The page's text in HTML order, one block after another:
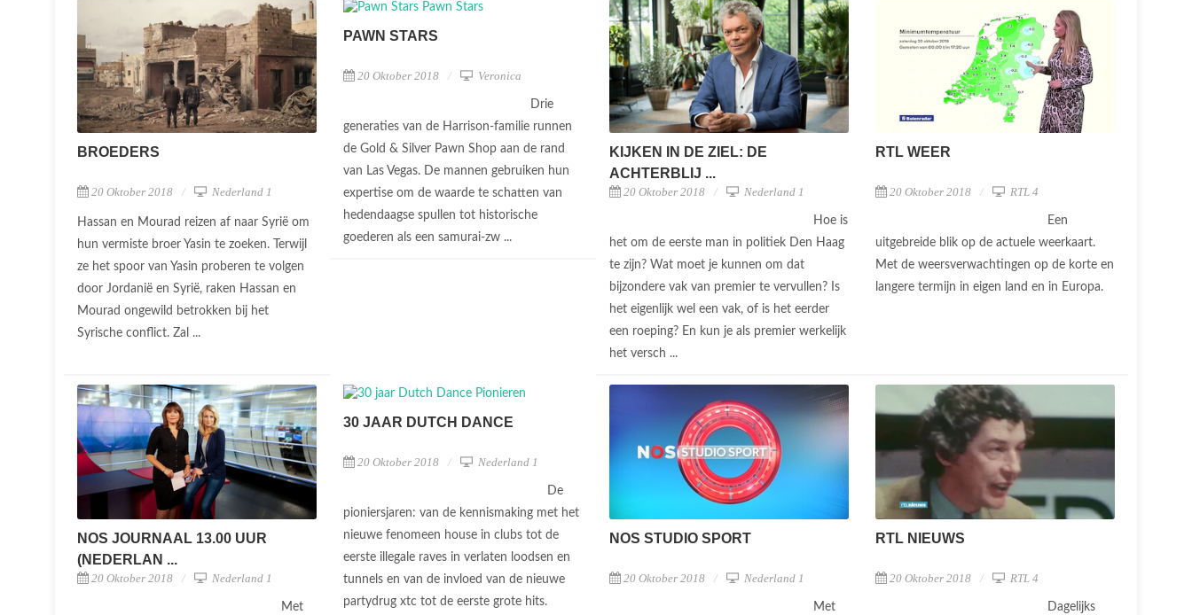
BROEDERS
20 Oktober 2018 Nederland 1
Hassan en Mourad reizen af naar Syrië om
hun vermiste broer Yasin te zoeken. Terwijl
ze het spoor van Yasin proberen te volgen
door Jordanië en Syrië, raken Hassan en
Mourad ongewild betrokken bij het
Syrische conflict. Zal ...
PAWN STARS
20 Oktober 2018 Veronica
Drie
generaties van de Harrison-familie runnen
de Gold & Silver Pawn Shop aan de rand
van Las Vegas. De mannen gebruiken hun
expertise om de waarde te schatten van
hedendaagse spullen tot historische
goederen als een samurai-zw ...
KIJKEN IN DE ZIEL: DE
ACHTERBLIJ ...
20 Oktober 2018 Nederland 1
Hoe is
het om de eerste man in politiek Den Haag
te zijn? Wat moet je kunnen om dat
bijzondere vak van premier te vervullen? Is
het eigenlijk wel een vak, of is het eerder
een roeping? En kun je als premier werkelijk
het versch ...
RTL WEER
20 Oktober 2018 RTL 4
Een
uitgebreide blik op de actuele weerkaart.
Met de weersverwachtingen op de korte en
langere termijn in eigen land en in Europa.
NOS JOURNAAL 13.00 UUR
(NEDERLAN ...
20 Oktober 2018 Nederland 1
Met
30 JAAR DUTCH DANCE
20 Oktober 2018 Nederland 1
De
pioniersjaren: van de kennismaking met het
nieuwe fenomeen house in clubs tot de
eerste illegale raves in verlaten loodsen en
tunnels en van de invloed van de nieuwe
partydrug xtc tot de eerste grote hits.
NOS STUDIO SPORT
20 Oktober 2018 Nederland 1
Met
RTL NIEUWS
20 Oktober 2018 RTL 4
Dagelijks